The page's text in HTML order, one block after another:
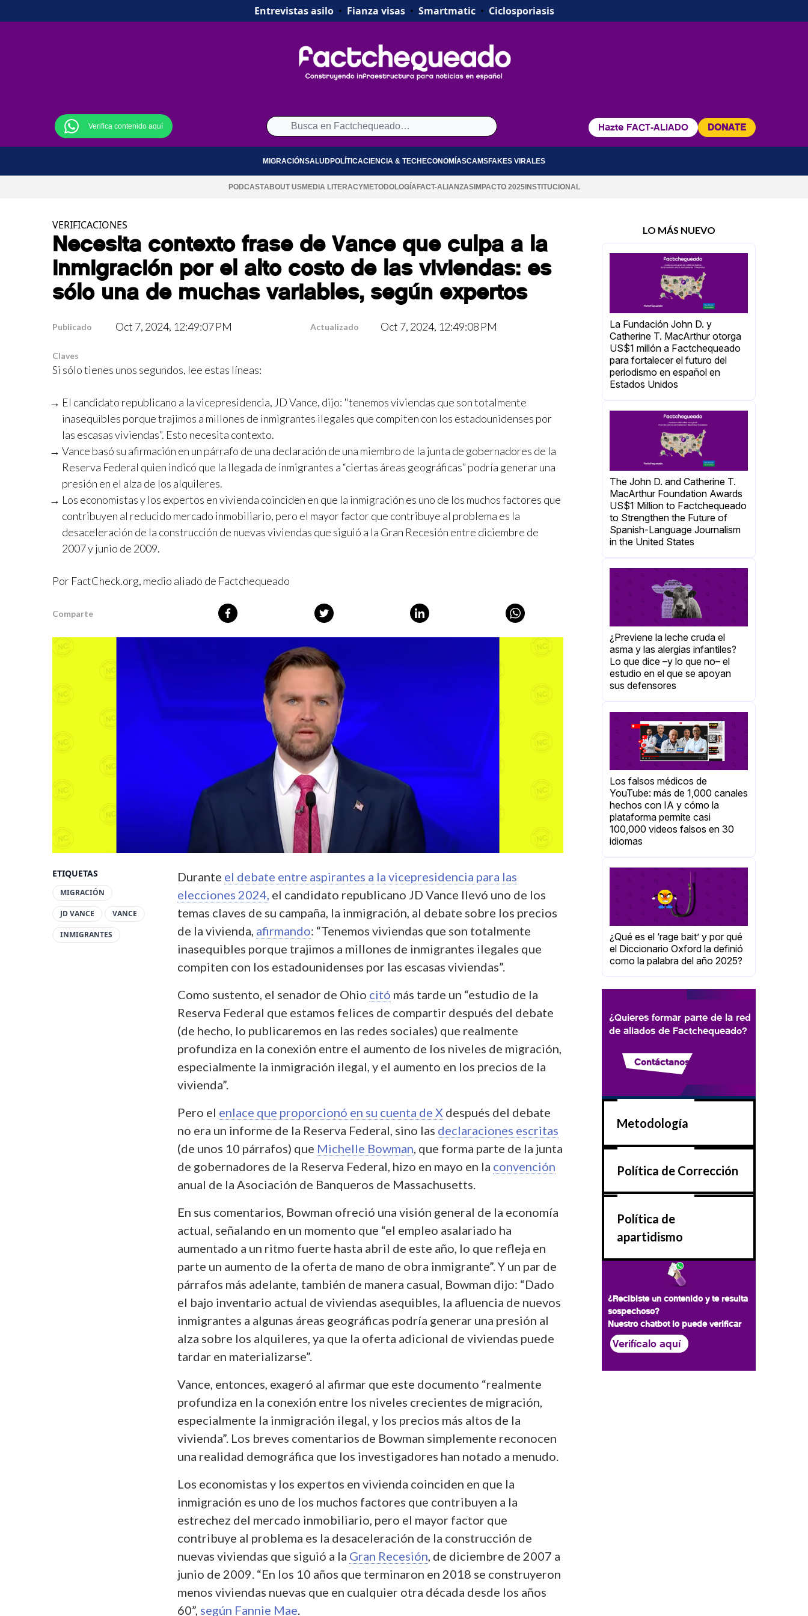
Entrevistas asilo• Fianza visas• Smartmatic• Ciclosporiasis
Verifica contenido aquí Hazte FACT-ALIADO DONATE
MIGRACIÓNSALUDPOLÍTICACIENCIA & TECH ECONOMÍASCAMSFAKES VIRALES
PODCASTABOUT USMEDIA LITERACYMETODOLOGÍA FACT-ALIANZASIMPACTO 2025INSTITUCIONAL
VERIFICACIONES
Necesita contexto frase de Vance que culpa a la
inmigración por el alto costo de las viviendas: es
sólo una de muchas variables, según expertos
Publicado Oct 7, 2024, 12:49:07 PM Actualizado Oct 7, 2024, 12:49:08 PM
Claves
Si sólo tienes unos segundos, lee estas líneas:
El candidato republicano a la vicepresidencia, JD Vance, dijo: "tenemos viviendas que son totalmente
inasequibles porque trajimos a millones de inmigrantes ilegales que compiten con los estadounidenses por
las escasas viviendas”. Esto necesita contexto.
Vance basó su afirmación en un párrafo de una declaración de una miembro de la junta de gobernadores de la
Reserva Federal quien indicó que la llegada de inmigrantes a “ciertas áreas geográficas” podría generar una
presión en el alza de los alquileres.
Los economistas y los expertos en vivienda coinciden en que la inmigración es uno de los muchos factores que
contribuyen al reducido mercado inmobiliario, pero el mayor factor que contribuye al problema es la
desaceleración de la construcción de nuevas viviendas que siguió a la Gran Recesión entre diciembre de
2007 y junio de 2009.
Por FactCheck.org, medio aliado de Factchequeado
Comparte
ETIQUETAS
MIGRACIÓN
JD VANCE VANCE
INMIGRANTES
Durante el debate entre aspirantes a la vicepresidencia para las
elecciones 2024, el candidato republicano JD Vance llevó uno de los
temas claves de su campaña, la inmigración, al debate sobre los precios
de la vivienda, afirmando: “Tenemos viviendas que son totalmente
inasequibles porque trajimos a millones de inmigrantes ilegales que
compiten con los estadounidenses por las escasas viviendas”.
Como sustento, el senador de Ohio citó más tarde un “estudio de la
Reserva Federal que estamos felices de compartir después del debate
(de hecho, lo publicaremos en las redes sociales) que realmente
profundiza en la conexión entre el aumento de los niveles de migración,
especialmente la inmigración ilegal, y el aumento en los precios de la
vivienda”.
Pero el enlace que proporcionó en su cuenta de X después del debate
no era un informe de la Reserva Federal, sino las declaraciones escritas
(de unos 10 párrafos) que Michelle Bowman , que forma parte de la junta
de gobernadores de la Reserva Federal, hizo en mayo en la convención
anual de la Asociación de Banqueros de Massachusetts.
En sus comentarios, Bowman ofreció una visión general de la economía
actual, señalando en un momento que “el empleo asalariado ha
aumentado a un ritmo fuerte hasta abril de este año, lo que refleja en
parte un aumento de la oferta de mano de obra inmigrante”. Y un par de
párrafos más adelante, también de manera casual, Bowman dijo: “Dado
el bajo inventario actual de viviendas asequibles, la afluencia de nuevos
inmigrantes a algunas áreas geográficas podría generar una presión al
alza sobre los alquileres, ya que la oferta adicional de viviendas puede
tardar en materializarse”.
Vance, entonces, exageró al afirmar que este documento “realmente
profundiza en la conexión entre los niveles crecientes de migración,
especialmente la inmigración ilegal, y los precios más altos de la
vivienda”. Los breves comentarios de Bowman simplemente reconocen
una realidad demográfica que los investigadores han notado a menudo.
Los economistas y los expertos en vivienda coinciden en que la
inmigración es uno de los muchos factores que contribuyen a la
estrechez del mercado inmobiliario, pero el mayor factor que
contribuye al problema es la desaceleración de la construcción de
nuevas viviendas que siguió a la Gran Recesión , de diciembre de 2007 a
junio de 2009. “En los 10 años que terminaron en 2018 se construyeron
menos viviendas nuevas que en cualquier otra década desde los años
60”, según Fannie Mae
LO MÁS NUEVO
La Fundación John D. y
Catherine T. MacArthur otorga
US$1 millón a Factchequeado
para fortalecer el futuro del
periodismo en español en
Estados Unidos
The John D. and Catherine T.
MacArthur Foundation Awards
US$1 Million to Factchequeado
to Strengthen the Future of
Spanish-Language Journalism
in the United States
¿Previene la leche cruda el
asma y las alergias infantiles?
Lo que dice –y lo que no– el
estudio en el que se apoyan
sus defensores
Los falsos médicos de
YouTube: más de 1,000 canales
hechos con IA y cómo la
plataforma permite casi
100,000 videos falsos en 30
idiomas
¿Qué es el ‘rage bait’ y por qué
el Diccionario Oxford la definió
como la palabra del año 2025?
¿Quieres formar parte de la red
de aliados de Factchequeado?
Contáctanos
Metodología
Política de Corrección
Política de
apartidismo
¿Recibiste un contenido y te resulta
sospechoso?
Nuestro chatbot lo puede verificar
Verifícalo aquí